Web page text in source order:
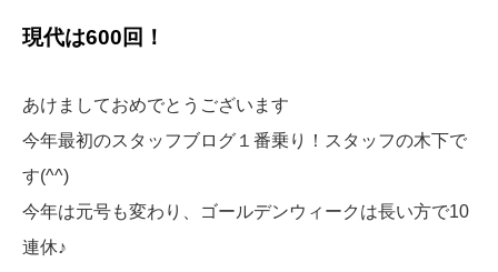
現代は600回！
あけましておめでとうございます
今年最初のスタッフブログ１番乗り！スタッフの木下で
す(^^)
今年は元号も変わり、ゴールデンウィークは長い方で10
連休♪